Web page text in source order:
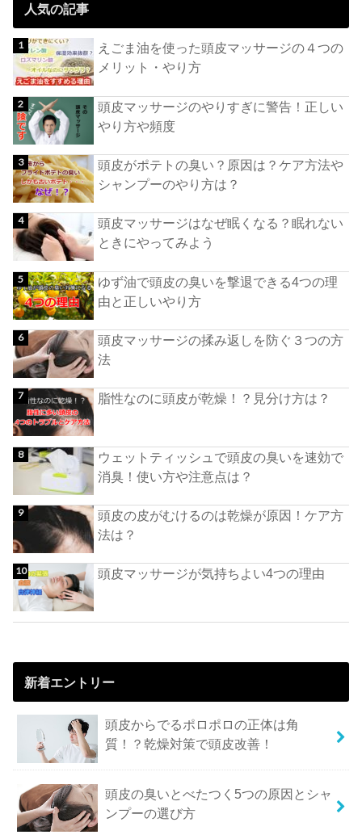
人気の記事
えごま油を使った頭皮マッサージの４つの
メリット・やり方
頭皮マッサージのやりすぎに警告！正しい
やり方や頻度
頭皮がポテトの臭い？原因は？ケア方法や
シャンプーのやり方は？
頭皮マッサージはなぜ眠くなる？眠れない
ときにやってみよう
ゆず油で頭皮の臭いを撃退できる4つの理
由と正しいやり方
頭皮マッサージの揉み返しを防ぐ３つの方
法
脂性なのに頭皮が乾燥！？見分け方は？
ウェットティッシュで頭皮の臭いを速効で
消臭！使い方や注意点は？
頭皮の皮がむけるのは乾燥が原因！ケア方
法は？
頭皮マッサージが気持ちよい4つの理由
新着エントリー
頭皮からでるポロポロの正体は角
質！？乾燥対策で頭皮改善！
頭皮の臭いとべたつく5つの原因とシャ
ンプーの選び方